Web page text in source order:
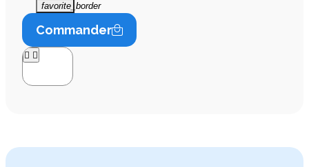
favorite_border
Commander
 